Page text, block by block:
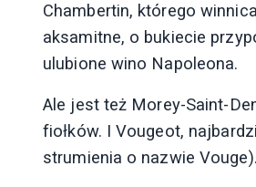
Chambertin, którego
aksamitne, o bukiecie
ulubione wino Napoleona.
Ale jest też Morey-Saint-
fiołków. I Vougeot,
strumienia o nazwie Vouge).